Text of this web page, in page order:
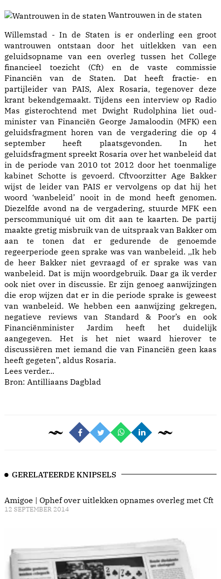
Wantrouwen in de staten
Willemstad - In de Staten is er onderling een groot
wantrouwen ontstaan door het uitlekken van een
geluidsopname van een overleg tussen het College
financieel toezicht (Cft) en de vaste commissie
Financiën van de Staten. Dat heeft fractie- en
partijleider van PAIS, Alex Rosaria, tegenover deze
krant bekendgemaakt. Tijdens een interview op Radio
Mas gisterochtend met Dwight Rudolphina liet oud-
minister van Financiën George Jamaloodin (MFK) een
geluidsfragment horen van de vergadering die op 4
september heeft plaatsgevonden. In het
geluidsfragment spreekt Rosaria over het wanbeleid dat
in de periode van 2010 tot 2012 door het toenmalige
kabinet Schotte is gevoerd. Cftvoorzitter Age Bakker
wijst de leider van PAIS er vervolgens op dat hij het
woord ‘wanbeleid’ nooit in de mond heeft genomen.
Diezelfde avond na de vergadering, stuurde MFK een
perscommuniqué uit om dit aan te kaarten. De partij
maakte gretig misbruik van de uitspraak van Bakker om
aan te tonen dat er gedurende de genoemde
regeerperiode geen sprake was van wanbeleid. ,,Ik heb
de heer Bakker niet gevraagd of er sprake was van
wanbeleid. Dat is mijn woordgebruik. Daar ga ik verder
ook niet over in discussie. Er zijn genoeg aanwijzingen
die erop wijzen dat er in die periode sprake is geweest
van wanbeleid. We hebben een aanwijzing gekregen,
negatieve reviews van Standard & Poor’s en ook
Financiënminister Jardim heeft het duidelijk
aangegeven. Het is het niet waard hierover te
discussiëren met iemand die van Financiën geen kaas
heeft gegeten”, aldus Rosaria.
Lees verder...
Bron: Antilliaans Dagblad
GERELATEERDE KNIPSELS
Amigoe | Ophef over uitlekken opnames overleg met Cft
12 SEPTEMBER 2014